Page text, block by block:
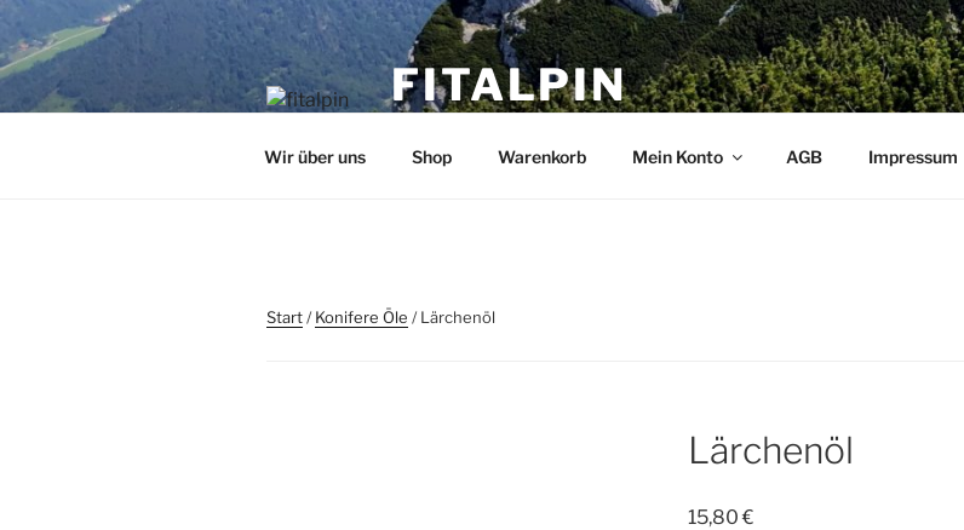
Zum
Inhalt
springen
FITALPIN
Wir über uns Shop Warenkorb Mein Konto AGB Impressum
Start/Konifere Öle / Lärchenöl
Lärchenöl
15,80€